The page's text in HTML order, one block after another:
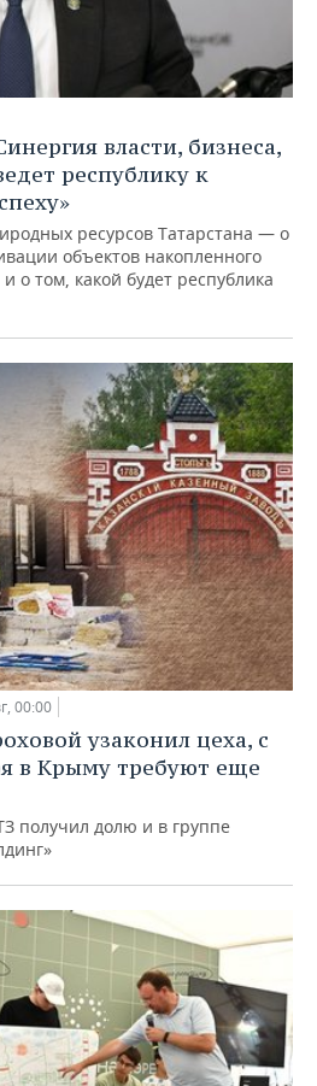
власти, бизнеса,
республику к
ресурсов Татарстана — о
объектов накопленного
о том, какой будет республика
00:00
узаконил цеха, с
в Крыму требуют еще
получил долю и в группе